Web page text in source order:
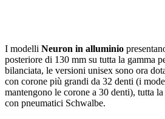
I modelli Neuron in alluminio
posteriore di 130 mm su tutta la gamma
bilanciata, le versioni unisex sono ora
con corone più grandi da 32 denti (i
mantengono le corone a 30 denti), tutta
con pneumatici Schwalbe.